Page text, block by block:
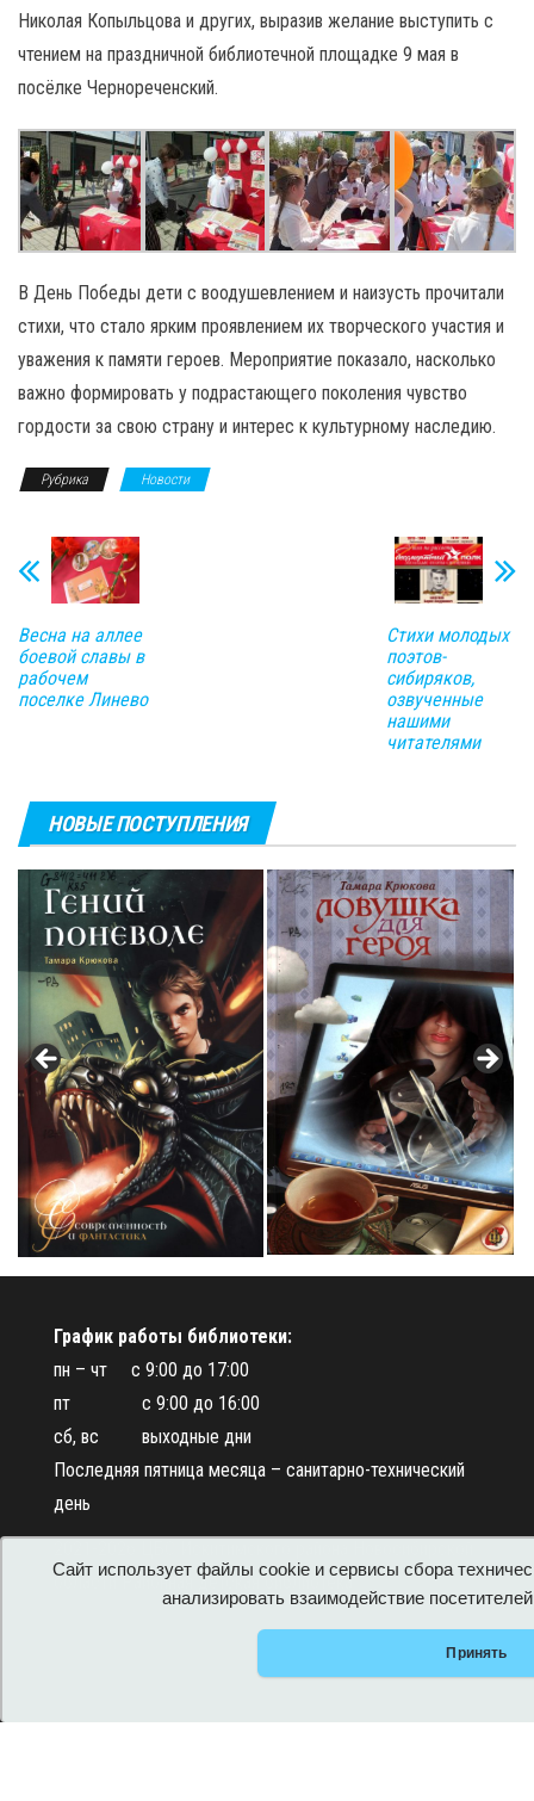
Сайт использует файлы cookie и сервисы сбора
анализировать взаимодействие
Принять
Николая Копыльцова и других, выразив желание выступить с
чтением на праздничной библиотечной площадке 9 мая в
посёлке Чернореченский.
В День Победы дети с воодушевлением и наизусть прочитали
стихи, что стало ярким проявлением их творческого участия и
уважения к памяти героев. Мероприятие показало, насколько
важно формировать у подрастающего поколения чувство
гордости за свою страну и интерес к культурному наследию.
Рубрика Новости
Весна на аллее
боевой славы в
рабочем
поселке Линево
Стихи молодых
поэтов-
сибиряков,
озвученные
нашими
читателями
НОВЫЕ ПОСТУПЛЕНИЯ
График работы библиотеки:
пн – чт с 9:00 до 17:00
пт с 9:00 до 16:00
сб, вс выходные дни
Последняя пятница месяца – санитарно-технический
день
области Районная детская библиотека